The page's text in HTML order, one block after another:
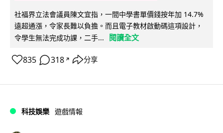
社福界立法會議員陳文宜指，一間中學書單價錢按年加 14.7%
遠超通漲，令家長難以負擔。而且電子教材啟動碼這項設計，
令學生無法完成功課，二手...
閱讀全文
835 318 ↗ 分享
科技娛樂 遊戲情報